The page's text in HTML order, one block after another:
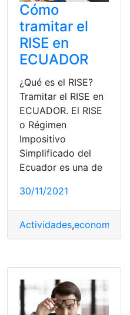
Cómo
tramitar el
RISE en
ECUADOR
¿Qué es el RISE?
Tramitar el RISE en
ECUADOR. El RISE
o Régimen
Impositivo
Simplificado del
Ecuador es una de
30/11/2021
Actividades,economicas